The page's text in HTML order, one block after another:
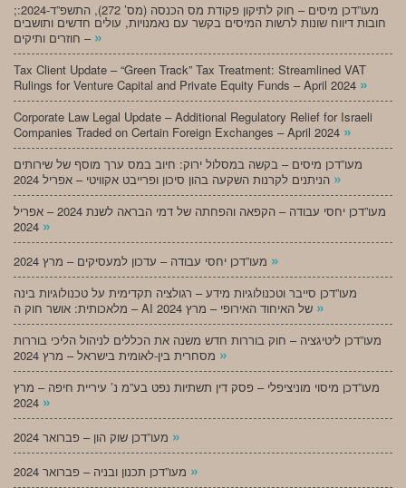
;מעו”דכן מיסים – חוק לתיקון פקודת מס הכנסה (מס’ 272), התשפ”ד-2024:
חובות דיווח שונות לרשות המיסים בקשר עם נאמנויות, עולים חדשים ותושבים
חוזרים ותיקים – »
Tax Client Update – “Green Track” Tax Treatment: Streamlined VAT
Rulings for Venture Capital and Private Equity Funds – April 2024 »
Corporate Law Legal Update – Additional Regulatory Relief for Israeli
Companies Traded on Certain Foreign Exchanges – April 2024 »
מעו”דכן מיסים – בקשה במסלול ירוק: חיוב במס ערך מוסף של שירותים
»
מעו”דכן יחסי עבודה – הקפאה והפחתה של דמי הבראה לשנת 2024 – אפריל
»
»
מעו”דכן סייבר וטכנולוגיות מידע – רגולציה תקדימית על טכנולוגיות בינה
»
מעו”דכן ליטיגציה – חוק בוררות חדש משנה את הכללים לניהול הליכי בוררות
»
מעו”דכן מיסוי מוניציפלי – פסק דין תשתיות נפט בע”מ נ’ עיריית חיפה – מרץ
»
»
»